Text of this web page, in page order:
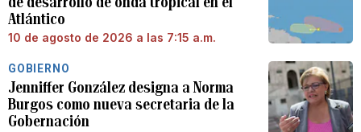
Atlántico
10 de agosto de 2026 a las 7:15 a.m.
GOBIERNO
Jenniffer González designa a Norma
Burgos como nueva secretaria de la
Gobernación